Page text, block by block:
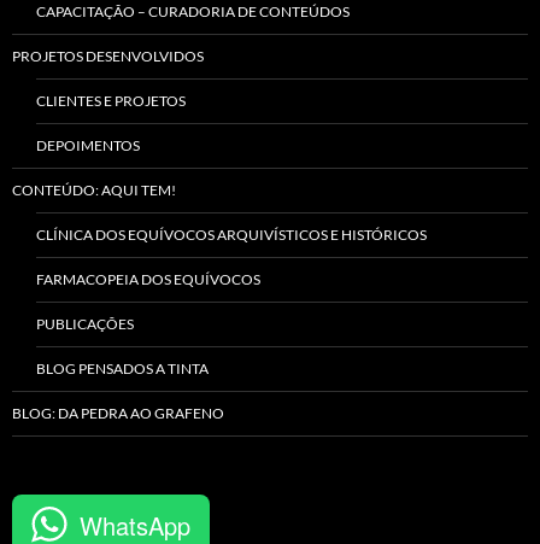
CAPACITAÇÃO – CURADORIA DE CONTEÚDOS
PROJETOS DESENVOLVIDOS
CLIENTES E PROJETOS
DEPOIMENTOS
CONTEÚDO: AQUI TEM!
CLÍNICA DOS EQUÍVOCOS ARQUIVÍSTICOS E HISTÓRICOS
FARMACOPEIA DOS EQUÍVOCOS
PUBLICAÇÕES
BLOG PENSADOS A TINTA
BLOG: DA PEDRA AO GRAFENO
WhatsApp